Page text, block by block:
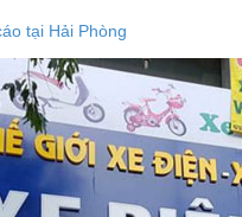
tại Hải Phòng